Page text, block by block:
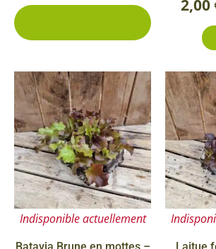
la
produit
2,00
Indisponible actuellement